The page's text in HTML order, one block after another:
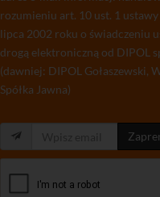
rozumieniu art. 10 ust. 1 ustawy
lipca 2002 roku o świadczeniu
drogą elektroniczną od DIPOL
(dawniej: DIPOL Gołaszewski,
Spółka Jawna)